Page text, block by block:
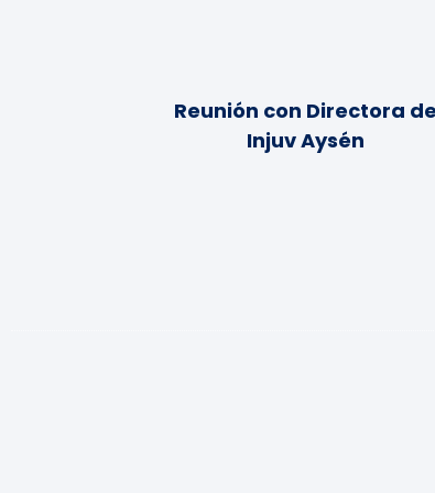
Reunión con Directora de
Injuv Aysén